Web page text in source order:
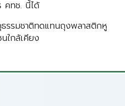
คทช. นี้ได้
รรมชาติทดแทนถุงพลาสติกหู
ใกล้เคียง